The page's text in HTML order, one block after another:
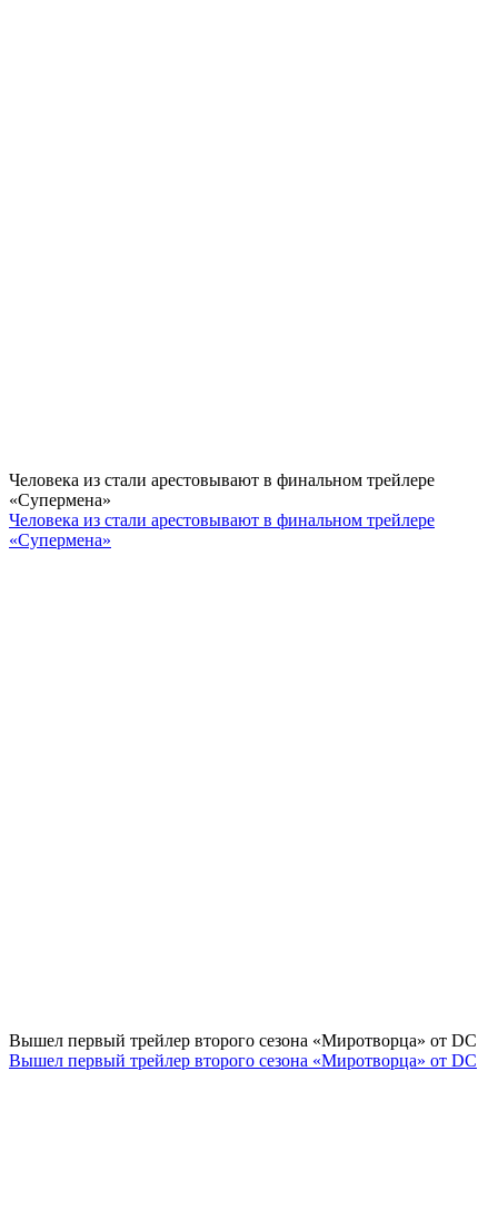
Человека из стали арестовывают в финальном трейлере
«Супермена»
Человека из стали арестовывают в финальном трейлере
«Супермена»
Вышел первый трейлер второго сезона «Миротворца» от DC
Вышел первый трейлер второго сезона «Миротворца» от DC